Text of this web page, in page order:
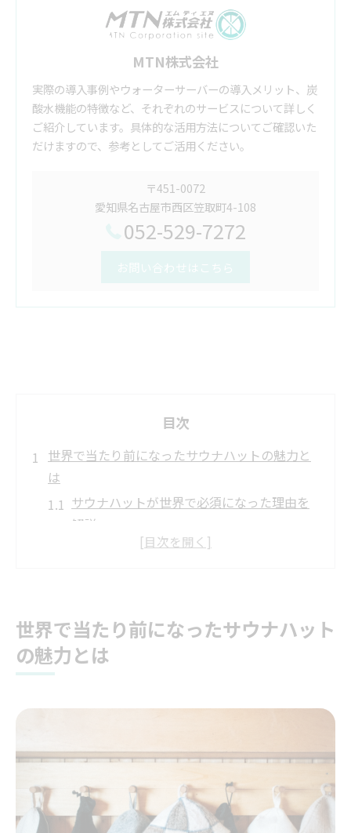
MTN株式会社
実際の導入事例やウォーターサーバーの導入メリット、炭
酸水機能の特徴など、それぞれのサービスについて詳しく
ご紹介しています。具体的な活用方法についてご確認いた
だけますので、参考としてご活用ください。
〒451-0072
愛知県名古屋市西区笠取町4-108
052-529-7272
お問い合わせはこちら
目次
世界で当たり前になったサウナハットの魅力と
は
サウナハットが世界で必須になった理由を
解説
当たり前に使われるサウナハットの背景と
サウナハットの世界的な普及とその価値
美容と健康で注目のサウナハットの効果
サウナハットが美容と健康にもたらす新常識
役割
サウナハットが健康習慣に与える効果とは
世界で当たり前になったサウナハット
の魅力とは